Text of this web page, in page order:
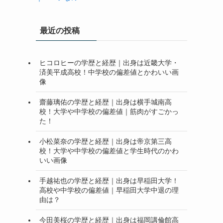
最近の投稿
ヒコロヒーの学歴と経歴｜出身は近畿大学・
済美平成高校！中学校の偏差値とかわいい画
像
齋藤璃佑の学歴と経歴｜出身は横手城南高
校！大学や中学校の偏差値｜筋肉がすごかっ
た！
小松菜奈の学歴と経歴｜出身は帝京第三高
校！大学や中学校の偏差値と学生時代のかわ
いい画像
手越祐也の学歴と経歴｜出身は早稲田大学！
高校や中学校の偏差値｜早稲田大学中退の理
由は？
今田美桜の学歴と経歴｜出身は福岡講倫館高